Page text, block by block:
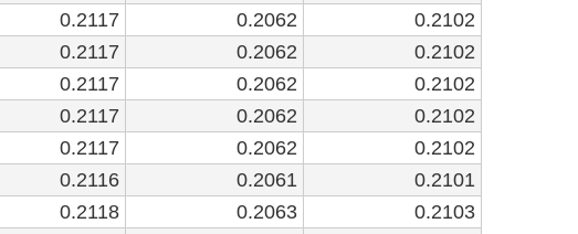
0.2117 0.2062
0.2102
0.2117 0.2062
0.2102
0.2117 0.2062
0.2102
0.2117 0.2062
0.2102
0.2117 0.2062
0.2102
0.2116 0.2061
0.2101
0.2118 0.2063
0.2103